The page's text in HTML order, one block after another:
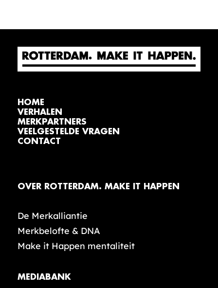
HOME
VERHALEN
MERKPARTNERS
VEELGESTELDE VRAGEN
CONTACT
OVER ROTTERDAM. MAKE IT HAPPEN
De Merkalliantie
Merkbelofte & DNA
Make it Happen mentaliteit
MEDIABANK